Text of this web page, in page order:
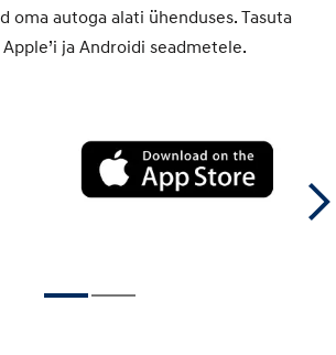
oma autoga alati ühenduses. Tasuta
Apple’i ja Androidi seadmetele.